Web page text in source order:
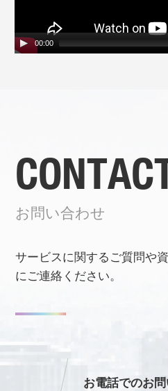
00:00
お問い合わせ
サービスに関するご質問や
にご連絡ください。
お電話でのお